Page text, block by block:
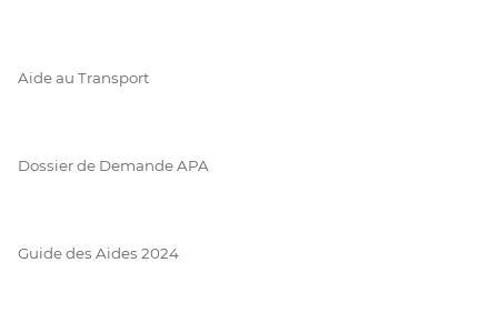
Aide au Transport
Dossier de Demande APA
Guide des Aides 2024